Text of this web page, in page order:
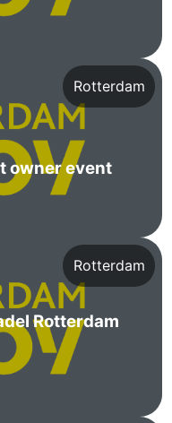
Rotterdam
owner event
Rotterdam
Rotterdam